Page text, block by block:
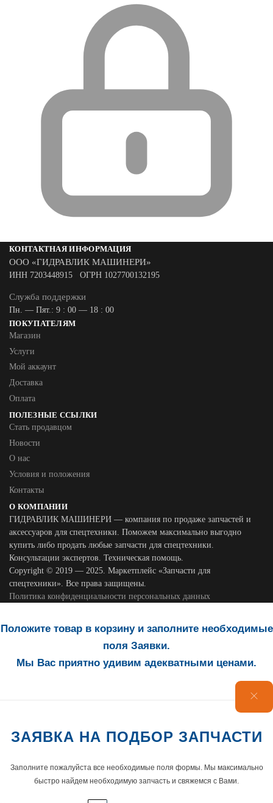
КОНТАКТНАЯ ИНФОРМАЦИЯ
ООО «ГИДРАВЛИК МАШИНЕРИ»
ИНН 7203448915 ОГРН 1027700132195
Служба поддержки
Пн. — Пят.: 9 : 00 — 18 : 00
ПОКУПАТЕЛЯМ
Магазин
Услуги
Мой аккаунт
Доставка
Оплата
ПОЛЕЗНЫЕ ССЫЛКИ
Стать продавцом
Новости
О нас
Условия и положения
Контакты
О КОМПАНИИ
ГИДРАВЛИК МАШИНЕРИ — компания по продаже запчастей и
аксессуаров для спецтехники. Поможем максимально выгодно
купить либо продать любые запчасти для спецтехники.
Консультации экспертов. Техническая помощь.
Copyright © 2019 — 2025. Маркетплейс «Запчасти для
спецтехники». Все права защищены.
Политика конфиденциальности персональных данных
Положите товар в корзину и заполните необходимые
поля Заявки.
Мы Вас приятно удивим адекватными ценами.
ЗАЯВКА НА ПОДБОР ЗАПЧАСТИ
Заполните пожалуйста все необходимые поля формы. Мы максимально
быстро найдем необходимую запчасть и свяжемся с Вами.